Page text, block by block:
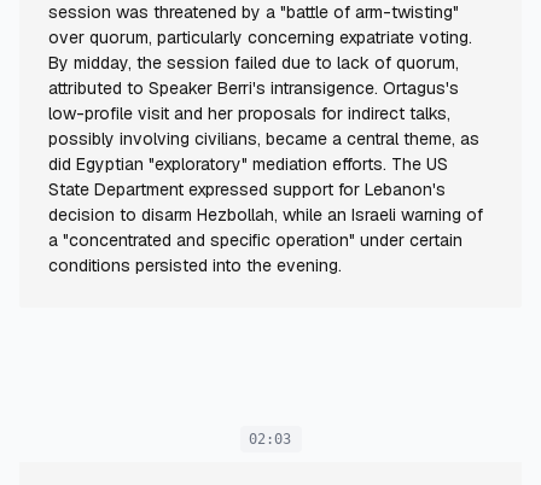
session was threatened by a "battle of arm-twisting"
over quorum, particularly concerning expatriate voting.
By midday, the session failed due to lack of quorum,
attributed to Speaker Berri's intransigence. Ortagus's
low-profile visit and her proposals for indirect talks,
possibly involving civilians, became a central theme, as
did Egyptian "exploratory" mediation efforts. The US
State Department expressed support for Lebanon's
decision to disarm Hezbollah, while an Israeli warning of
a "concentrated and specific operation" under certain
conditions persisted into the evening.
02:03